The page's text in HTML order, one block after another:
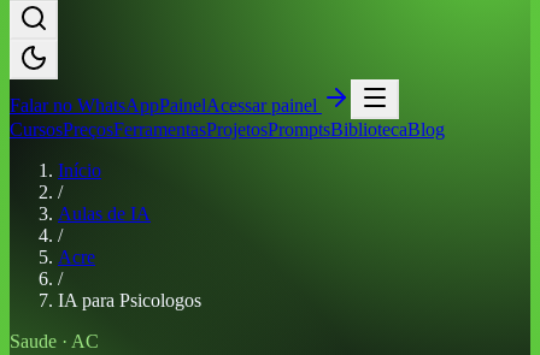
Falar no WhatsAppPainelAcessar painel
CursosPreçosFerramentasProjetosPromptsBibliotecaBlog
Início
/
Aulas de IA
/
Acre
/
IA para Psicologos
Saude · AC